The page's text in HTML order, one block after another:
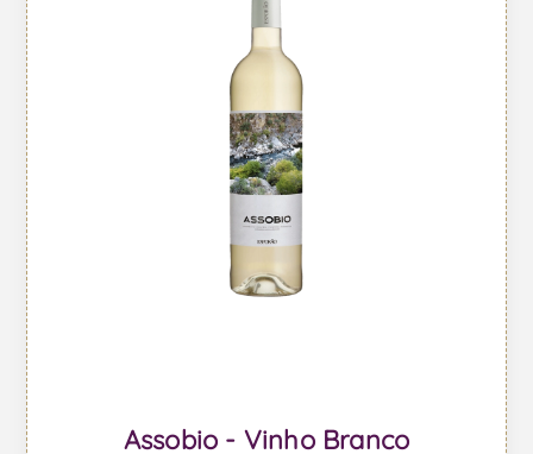
Assobio - Vinho Branco